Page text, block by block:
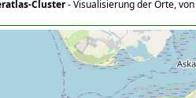
Cluster- Visualisierung der Orte,